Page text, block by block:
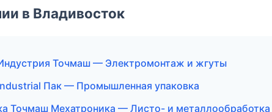
в Владивосток
Точмаш — Электромонтаж и жгуты
Пак — Промышленная упаковка
Точмаш Мехатроника — Листо- и металлообработка